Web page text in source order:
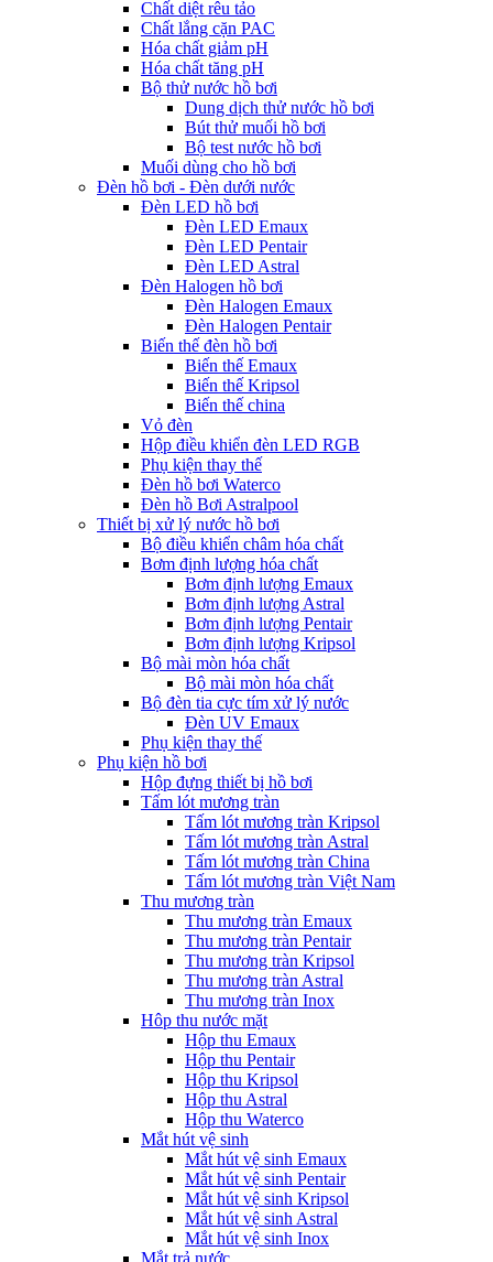
Chất diệt rêu tảo
Chất lắng cặn PAC
Hóa chất giảm pH
Hóa chất tăng pH
Bộ thử nước hồ bơi
Dung dịch thử nước hồ bơi
Bút thử muối hồ bơi
Bộ test nước hồ bơi
Muối dùng cho hồ bơi
Đèn hồ bơi - Đèn dưới nước
Đèn LED hồ bơi
Đèn LED Emaux
Đèn LED Pentair
Đèn LED Astral
Đèn Halogen hồ bơi
Đèn Halogen Emaux
Đèn Halogen Pentair
Biến thế đèn hồ bơi
Biến thế Emaux
Biến thế Kripsol
Biến thế china
Vỏ đèn
Hộp điều khiển đèn LED RGB
Phụ kiện thay thế
Đèn hồ bơi Waterco
Đèn hồ Bơi Astralpool
Thiết bị xử lý nước hồ bơi
Bộ điều khiển châm hóa chất
Bơm định lượng hóa chất
Bơm định lượng Emaux
Bơm định lượng Astral
Bơm định lượng Pentair
Bơm định lượng Kripsol
Bộ mài mòn hóa chất
Bộ mài mòn hóa chất
Bộ đèn tia cực tím xử lý nước
Đèn UV Emaux
Phụ kiện thay thế
Phụ kiện hồ bơi
Hộp đựng thiết bị hồ bơi
Tấm lót mương tràn
Tấm lót mương tràn Kripsol
Tấm lót mương tràn Astral
Tấm lót mương tràn China
Tấm lót mương tràn Việt Nam
Thu mương tràn
Thu mương tràn Emaux
Thu mương tràn Pentair
Thu mương tràn Kripsol
Thu mương tràn Astral
Thu mương tràn Inox
Hôp thu nước mặt
Hộp thu Emaux
Hộp thu Pentair
Hộp thu Kripsol
Hộp thu Astral
Hộp thu Waterco
Mắt hút vệ sinh
Mắt hút vệ sinh Emaux
Mắt hút vệ sinh Pentair
Mắt hút vệ sinh Kripsol
Mắt hút vệ sinh Astral
Mắt hút vệ sinh Inox
Mắt trả nước